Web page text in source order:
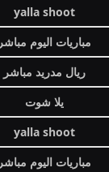
yalla shoot
مباريات اليوم مباشر
ريال مدريد مباشر
يلا شوت
yalla shoot
مباريات اليوم مباشر